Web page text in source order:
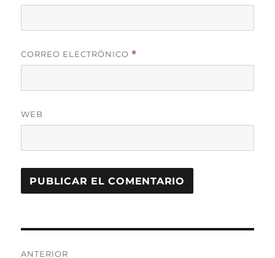
CORREO ELECTRÓNICO *
WEB
ANTERIOR